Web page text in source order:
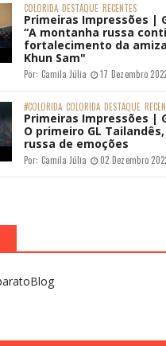
COLORIDA DESTAQUE RECENTES
Primeiras Impressões |
“A montanha russa
fortalecimento da
Khun Sam"
Por: Camila Júlia 17 Dezembro
#COLORIDA COLORIDA DESTAQUE
Primeiras Impressões |
O primeiro GL
russa de emoções
Por: Camila Júlia 02 Dezembro